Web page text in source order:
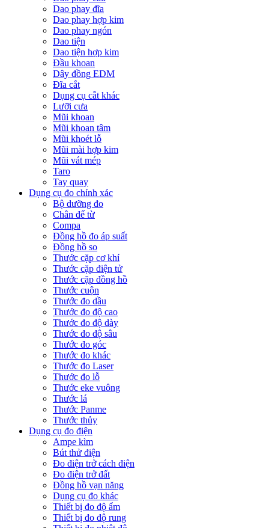
Dao phay đĩa
Dao phay hợp kim
Dao phay ngón
Dao tiện
Dao tiện hợp kim
Đầu khoan
Dây đồng EDM
Đĩa cắt
Dụng cụ cắt khác
Lưỡi cưa
Mũi khoan
Mũi khoan tâm
Mũi khoét lỗ
Mũi mài hợp kim
Mũi vát mép
Taro
Tay quay
Dụng cụ đo chính xác
Bộ dưỡng đo
Chân đế từ
Compa
Đồng hồ đo áp suất
Đồng hồ so
Thước cặp cơ khí
Thước cặp điện tử
Thước cặp đồng hồ
Thước cuộn
Thước đo dầu
Thước đo độ cao
Thước đo độ dày
Thước đo độ sâu
Thước đo góc
Thước đo khác
Thước đo Laser
Thước đo lỗ
Thước eke vuông
Thước lá
Thước Panme
Thước thủy
Dụng cụ đo điện
Ampe kìm
Bút thử điện
Đo điện trở cách điện
Đo điện trở đất
Đồng hồ vạn năng
Dụng cụ đo khác
Thiết bị đo độ ẩm
Thiết bị đo độ rung